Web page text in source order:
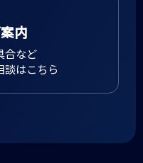
内
合など
談はこちら